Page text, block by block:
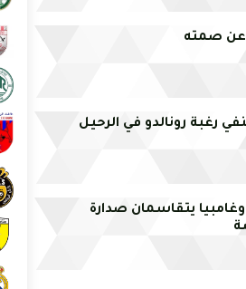
عن صمته
رغبة رونالدو في الرحيل
يتقاسمان صدارة